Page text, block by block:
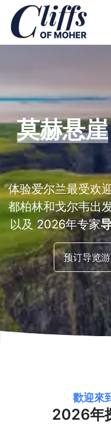
莫赫悬崖
体验爱尔兰最受欢
都柏林和戈尔韦出
以及 2026年专家
预订导览游
歡迎來
2026年